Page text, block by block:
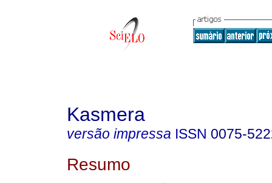
Kasmera
versão impressa ISSN 0075-
Resumo